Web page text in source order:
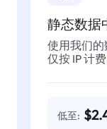
静态数据
使用我们的
仅按 IP 计
低至: